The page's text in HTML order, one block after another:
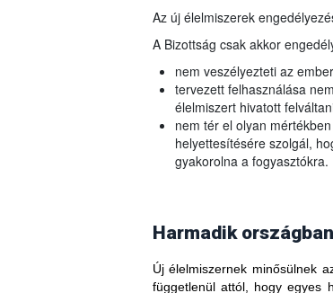
Az új élelmiszerek
A Bizottság csak akkor
nem veszélyezteti az
tervezett felhasználása
élelmiszert hivatott
nem tér el olyan
helyettesítésére szolgál,
gyakorolna a fogyasztókra.
Harmadik
Új élelmiszernek minősülnek
függetlenül attól, hogy egyes